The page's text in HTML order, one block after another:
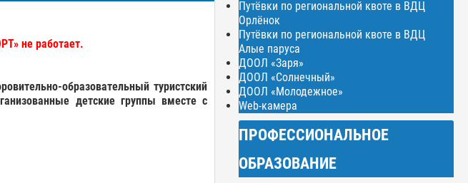
не работает.
-образовательный туристский
детские группы вместе с
Путёвки по региональной квоте в ВДЦ
Орлёнок
Путёвки по региональной квоте в ВДЦ
Алые паруса
ДООЛ «Заря»
ДООЛ «Солнечный»
ДООЛ «Молодежное»
Web-камера
ПРОФЕССИОНАЛЬНОЕ
ОБРАЗОВАНИЕ